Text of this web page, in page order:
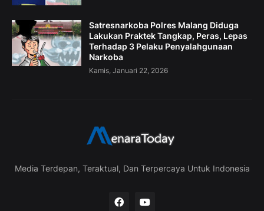
Satresnarkoba Polres Malang Diduga
Lakukan Praktek Tangkap, Peras, Lepas
Terhadap 3 Pelaku Penyalahgunaan
Narkoba
Kamis, Januari 22, 2026
Media Terdepan, Teraktual, Dan Terpercaya Untuk Indonesia